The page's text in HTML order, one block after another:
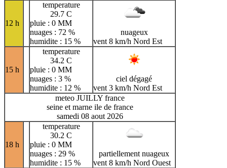
12 h
temperature
29.7 C
pluie : 0 MM
nuages : 72 %
humidite : 15 %
nuageux
vent 8 km/h Nord Est
15 h
temperature
34.2 C
pluie : 0 MM
nuages : 3 %
humidite : 12 %
ciel dégagé
vent 3 km/h Nord Est
meteo JUILLY france
seine et marne ile de france
samedi 08 aout 2026
18 h
temperature
30.2 C
pluie : 0 MM
nuages : 29 %
humidite : 15 %
partiellement nuageux
vent 8 km/h Nord Ouest